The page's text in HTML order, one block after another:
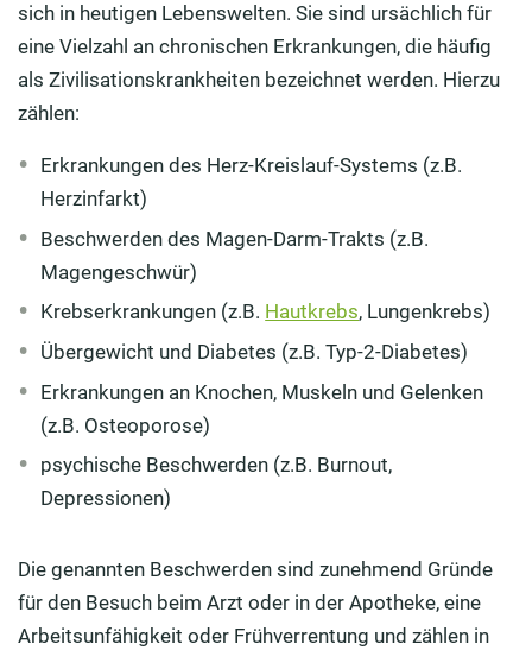
sich in heutigen Lebenswelten. Sie sind ursächlich für
eine Vielzahl an chronischen Erkrankungen, die häufig
als Zivilisationskrankheiten bezeichnet werden. Hierzu
zählen:
Erkrankungen des Herz-Kreislauf-Systems (z.B.
Herzinfarkt)
Beschwerden des Magen-Darm-Trakts (z.B.
Magengeschwür)
Krebserkrankungen (z.B. Hautkrebs, Lungenkrebs)
Übergewicht und Diabetes (z.B. Typ-2-Diabetes)
Erkrankungen an Knochen, Muskeln und Gelenken
(z.B. Osteoporose)
psychische Beschwerden (z.B. Burnout,
Depressionen)
Die genannten Beschwerden sind zunehmend Gründe
für den Besuch beim Arzt oder in der Apotheke, eine
Arbeitsunfähigkeit oder Frühverrentung und zählen in